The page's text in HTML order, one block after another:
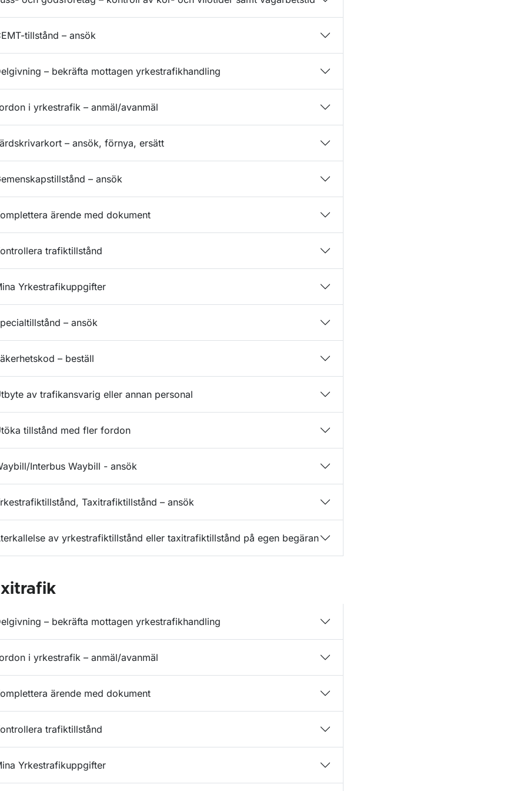
tillstånd – ansök
– bekräfta mottagen yrkestrafikhandling
i yrkestrafik – anmäl/avanmäl
– ansök, förnya, ersätt
– ansök
ärende med dokument
trafiktillstånd
Yrkestrafikuppgifter
– ansök
– beställ
av trafikansvarig eller annan personal
tillstånd med fler fordon
Interbus Waybill - ansök
Taxitrafiktillstånd – ansök
av yrkestrafiktillstånd eller taxitrafiktillstånd på egen begäran
– bekräfta mottagen yrkestrafikhandling
i yrkestrafik – anmäl/avanmäl
ärende med dokument
trafiktillstånd
Yrkestrafikuppgifter